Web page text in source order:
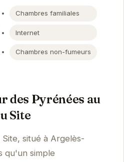
Chambres familiales
Internet
Chambres non-fumeurs
des Pyrénées au
Site
situé à Argelès-
qu'un simple